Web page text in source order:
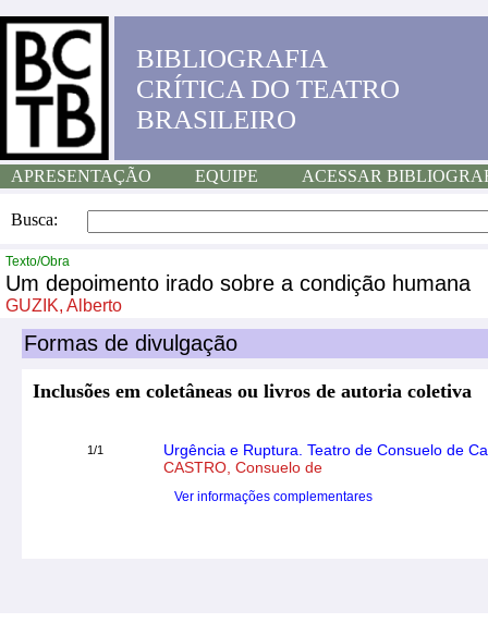
BIBLIOGRAFIA
CRÍTICA DO TEATRO
BRASILEIRO
APRESENTAÇÃO EQUIPE ACESSAR
Busca:
Texto/Obra
Um depoimento irado sobre a condição humana
GUZIK, Alberto
Formas de divulgação
Inclusões em coletâneas ou livros de autoria coletiva
1/1
Urgência e Ruptura. Teatro de Consuelo de
CASTRO, Consuelo de
Ver informações complementares